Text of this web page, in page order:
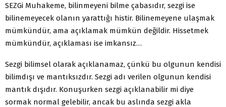
SEZGi Muhakeme, bilinmeyeni bilme çabasıdır, sezgi ise
bilinemeyecek olanın yarattığı histir. Bilinemeyene ulaşmak
mümkündür, ama açıklamak mümkün değildir. Hissetmek
mümkündür, açıklaması ise imkansız…
Sezgi bilimsel olarak açıklanamaz, çünkü bu olgunun kendisi
bilimdışı ve mantıksızdır. Sezgi adı verilen olgunun kendisi
mantık dışıdır. Konuşurken sezgi açıklanabilir mi diye
sormak normal gelebilir, ancak bu aslında sezgi akla